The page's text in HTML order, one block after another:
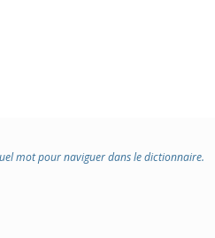
mot pour naviguer dans le dictionnaire.